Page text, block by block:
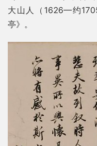
大山人（1626—约
亭》。